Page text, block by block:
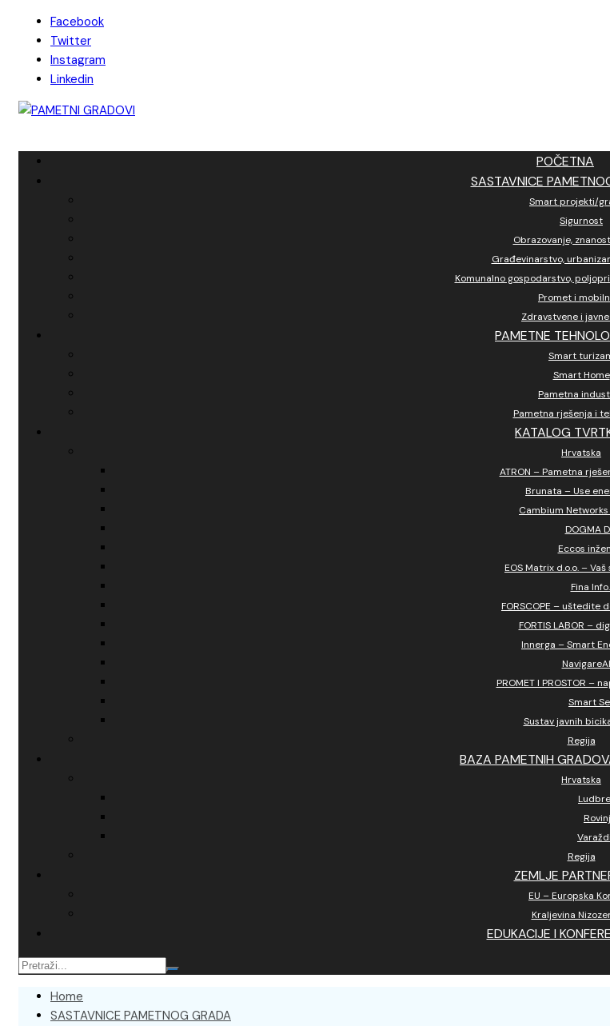
content
Facebook
Twitter
Instagram
Linkedin
POČETNA
SASTAVNICE
Smart projekti/
Sigurnost
Obrazovanje,
Građevinarstvo,
Komunalno gospodarstvo,
Promet i
Zdravstvene i
PAMETNE
Smart
Smart Home
Pametna
Pametna rješenja i
KATALOG
Hrvatska
ATRON – Pametna
Brunata – Use
Cambium
DOGMA
Eccos
EOS Matrix d.o.o. –
Fina
FORSCOPE – uštedite
FORTIS LABOR –
Innerga – Smart
PROMET I PROSTOR –
Smart
Sustav javnih
Regija
BAZA PAMETNIH
Hrvatska
Rovinj
Regija
ZEMLJE
EU – Europska
Kraljevina
EDUKACIJE I
Home
SASTAVNICE PAMETNOG GRADA